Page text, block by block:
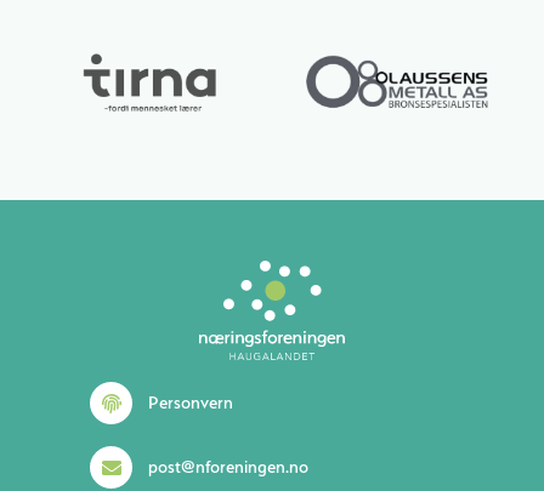
Personvern
post@nforeningen.no